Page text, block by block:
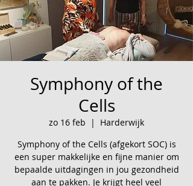
Symphony of the
Cells
zo 16 feb
  |
Harderwijk
Symphony of the Cells (afgekort SOC) is
een super makkelijke en fijne manier om
bepaalde uitdagingen in jou gezondheid
aan te pakken. Je krijgt heel veel